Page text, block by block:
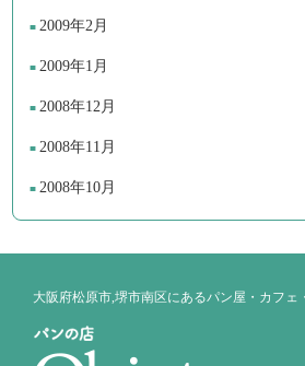
2009年2月
2009年1月
2008年12月
2008年11月
2008年10月
大阪府松原市,堺市南区にあるパン屋・カフェ